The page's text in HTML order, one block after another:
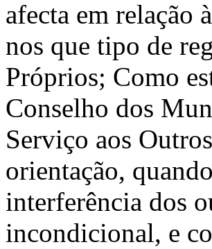
afecta em relação à
nos que tipo de
Próprios; Como
Conselho dos
Serviço aos
orientação,
interferência dos
incondicional, e